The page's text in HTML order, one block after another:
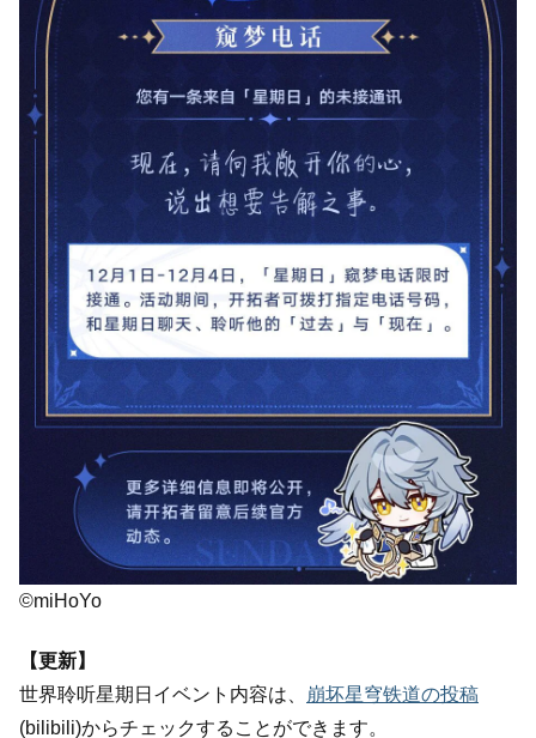
©miHoYo
【更新】
世界聆听星期日イベント内容は、
崩坏星穹铁道の投稿
(bilibili)からチェックすることができます。